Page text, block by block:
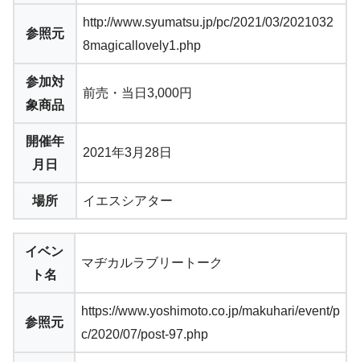
参照元
http://www.syumatsu.jp/pc/2021/03/2021032
8magicallovely1.php
参加対
象商品
前売・当日3,000円
開催年
月日
2021年3月28日
場所 イエスシアター
イベン
ト名
マヂカルラブリートーク
参照元
https://www.yoshimoto.co.jp/makuhari/event/p
c/2020/07/post-97.php